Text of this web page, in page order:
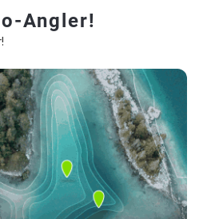
Angler!